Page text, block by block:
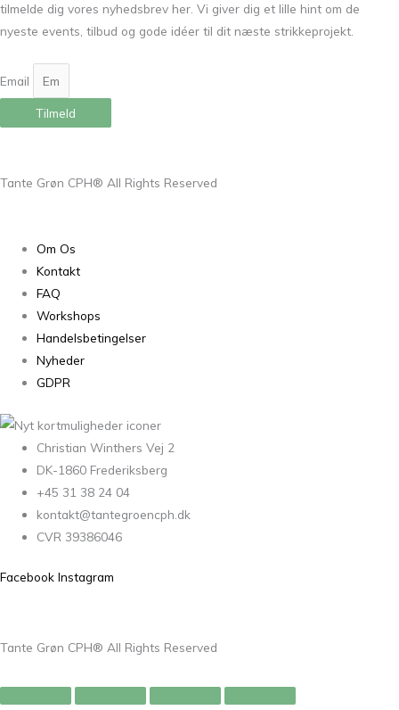
tilmelde dig vores nyhedsbrev her. Vi giver dig et lille hint om de
nyeste events, tilbud og gode idéer til dit næste strikkeprojekt.
Email
Tilmeld
Tante Grøn CPH® All Rights Reserved
Om Os
Kontakt
FAQ
Workshops
Handelsbetingelser
Nyheder
GDPR
Christian Winthers Vej 2
DK-1860 Frederiksberg
+45 31 38 24 04
kontakt@tantegroencph.dk
CVR 39386046
Facebook Instagram
Tante Grøn CPH® All Rights Reserved